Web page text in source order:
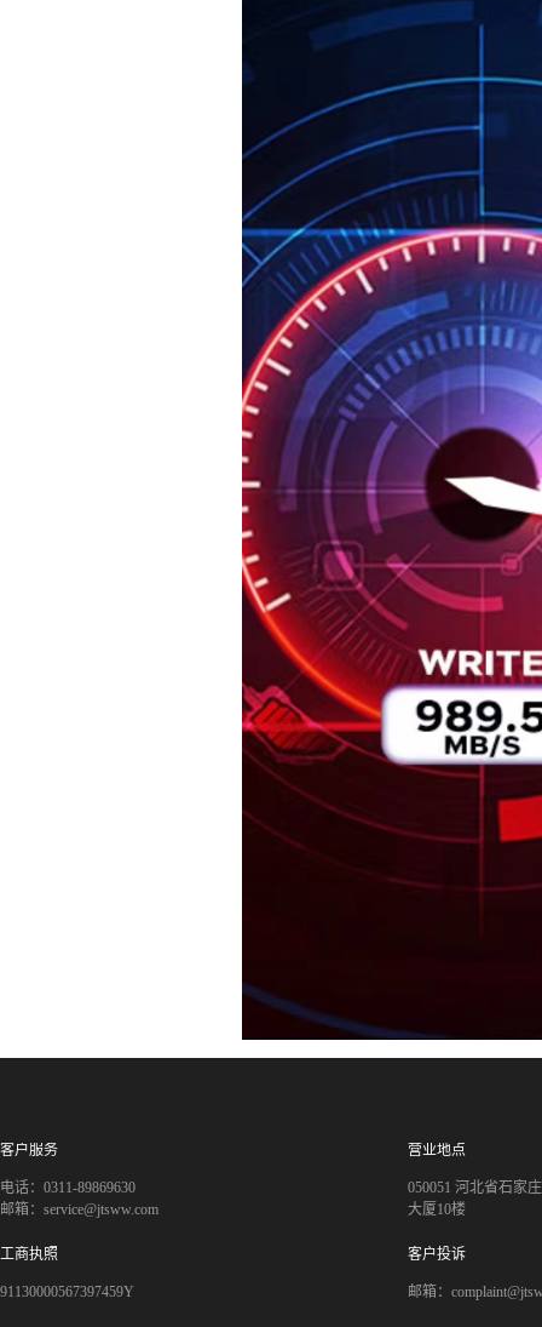
客户服务
电话：0311-89869630
邮箱：service@jtsww.com
营业地点
050051 河北省石家
大厦10楼
工商执照
91130000567397459Y
客户投诉
邮箱：